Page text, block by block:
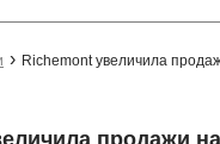
Richemont увеличила